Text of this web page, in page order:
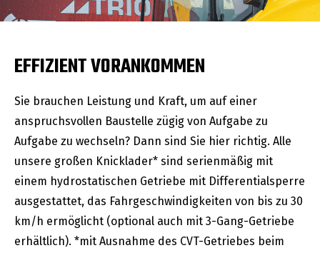
EFFIZIENT VORANKOMMEN
Sie brauchen Leistung und Kraft, um auf einer
anspruchsvollen Baustelle zügig von Aufgabe zu
Aufgabe zu wechseln? Dann sind Sie hier richtig. Alle
unsere großen Knicklader* sind serienmäßig mit
einem hydrostatischen Getriebe mit Differentialsperre
ausgestattet, das Fahrgeschwindigkeiten von bis zu 30
km/h ermöglicht (optional auch mit 3-Gang-Getriebe
erhältlich). *mit Ausnahme des CVT-Getriebes beim